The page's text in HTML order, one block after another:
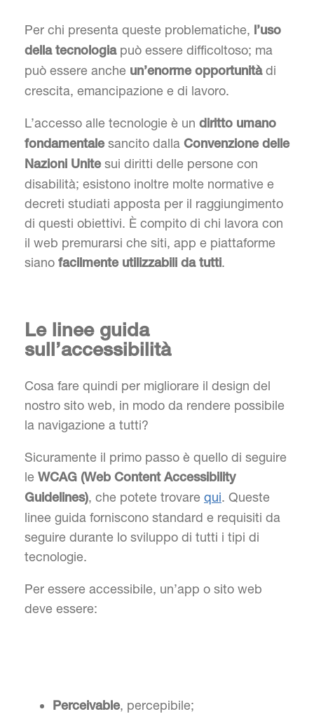
Per chi presenta queste problematiche,
l’uso
della tecnologiapuò essere difficoltoso; ma
può essere anche un’enorme opportunitàdi
crescita, emancipazione e di lavoro.
L’accesso alle tecnologie è un diritto umano
fondamentalesancito dalla Convenzione delle
Nazioni Unitesui diritti delle persone con
disabilità; esistono inoltre molte normative e
decreti studiati apposta per il raggiungimento
di questi obiettivi. È compito di chi lavora con
il web premurarsi che siti, app e piattaforme
siano facilmente utilizzabili da tutti.
Le linee guida
sull’accessibilità
Cosa fare quindi per migliorare il design del
nostro sito web, in modo da rendere possibile
la navigazione a tutti?
Sicuramente il primo passo è quello di seguire
le WCAG (Web Content Accessibility
Guidelines), che potete trovare qui. Queste
linee guida forniscono standard e requisiti da
seguire durante lo sviluppo di tutti i tipi di
tecnologie.
Per essere accessibile, un’app o sito web
deve essere:
Perceivable, percepibile;